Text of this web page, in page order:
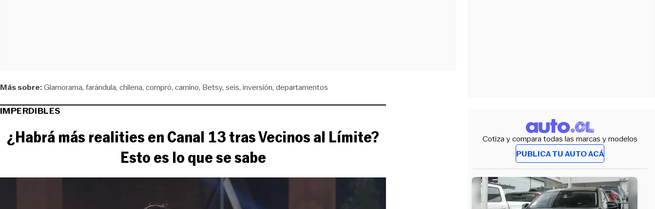
Más sobre:Glamorama farándula chilena compró camino Betsy seis inversión departamentos
IMPERDIBLES
¿Habrá más realities en Canal 13 tras Vecinos al Límite?
Esto es lo que se sabe
Cotiza y compara todas las marcas y modelos
PUBLICA TU AUTO ACÁ